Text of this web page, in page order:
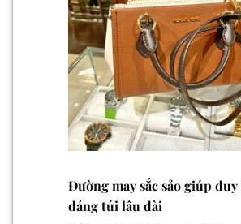
Đường may sắc sảo giúp
dáng túi lâu dài